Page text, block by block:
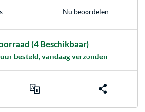
Nu beoordelen
(4 Beschikbaar)
besteld, vandaag verzonden